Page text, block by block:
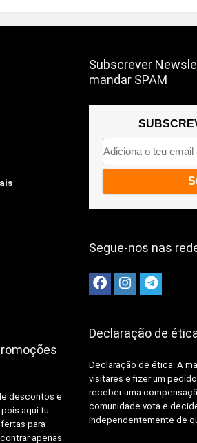
descontos e
aqui tu
para
apenas
Subscrever
mandar SPAM
Segue-nos nas
Declaração de
Declaração de ética: A
visitares e fizer um
receber uma
comunidade vota e
independentemente de